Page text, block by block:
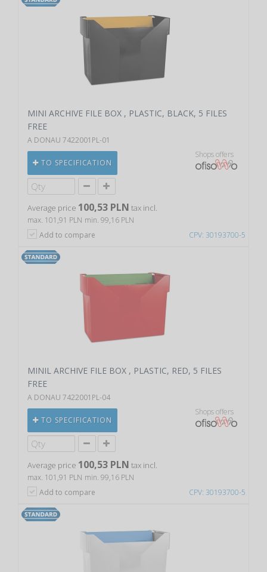
CPV: 30193700-5
MINI ARCHIVE FILE BOX , PLASTIC, BLACK, 5 FILES
FREE
A DONAU 7422001PL-01
TO SPECIFICATION
Shops offers
Average price 100,53 PLN tax incl.
max. 101,91 PLN min. 99,16 PLN
Add to compare
CPV: 30193700-5
MINIL ARCHIVE FILE BOX , PLASTIC, RED, 5 FILES
FREE
A DONAU 7422001PL-04
TO SPECIFICATION
Shops offers
Average price 100,53 PLN tax incl.
max. 101,91 PLN min. 99,16 PLN
Add to compare